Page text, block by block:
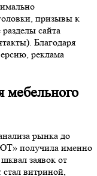
призывы к
сайта
Благодаря
реклама
мебельного
рынка до
получила именно
заявок от
витриной,